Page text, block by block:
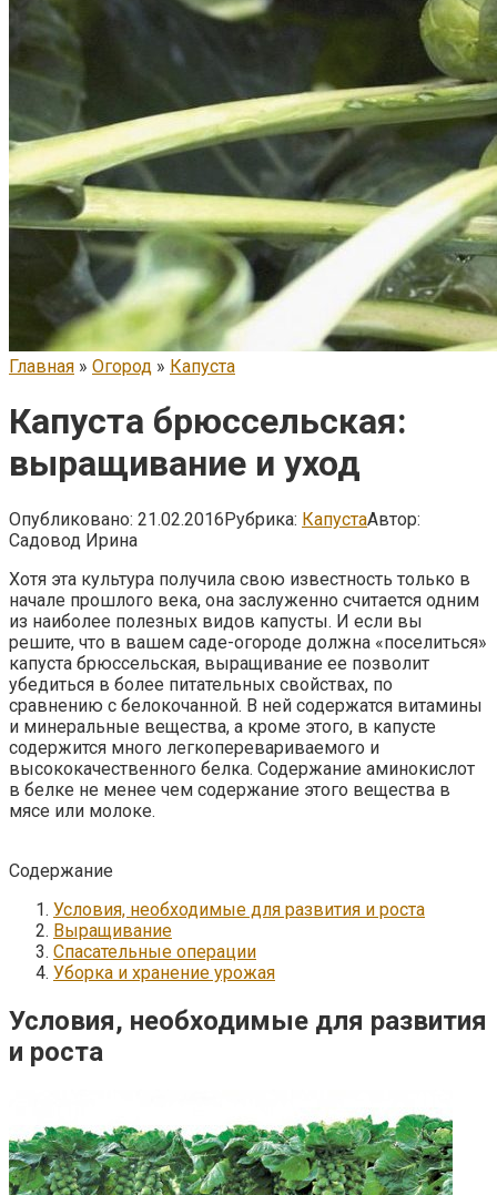
Главная » Огород » Капуста
Капуста брюссельская:
выращивание и уход
Опубликовано: 21.02.2016Рубрика: КапустаАвтор:
Садовод Ирина
Хотя эта культура получила свою известность только в
начале прошлого века, она заслуженно считается одним
из наиболее полезных видов капусты. И если вы
решите, что в вашем саде-огороде должна «поселиться»
капуста брюссельская, выращивание ее позволит
убедиться в более питательных свойствах, по
сравнению с белокочанной. В ней содержатся витамины
и минеральные вещества, а кроме этого, в капусте
содержится много легкоперевариваемого и
высококачественного белка. Содержание аминокислот
в белке не менее чем содержание этого вещества в
мясе или молоке.
Содержание
Условия, необходимые для развития и роста
Выращивание
Спасательные операции
Уборка и хранение урожая
Условия, необходимые для развития
и роста